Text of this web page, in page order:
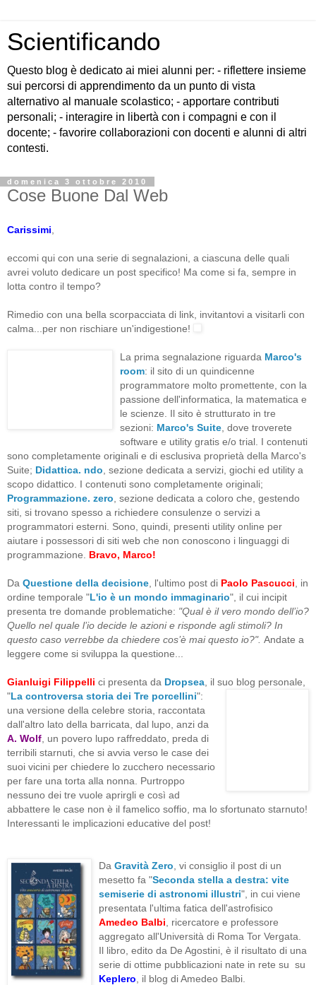
Scientificando
Questo blog è dedicato ai miei alunni per: - riflettere insieme
sui percorsi di apprendimento da un punto di vista
alternativo al manuale scolastico; - apportare contributi
personali; - interagire in libertà con i compagni e con il
docente; - favorire collaborazioni con docenti e alunni di altri
contesti.
domenica 3 ottobre 2010
Cose Buone Dal Web
Carissimi
eccomi qui con una serie di segnalazioni, a ciascuna delle quali
avrei voluto dedicare un post specifico! Ma come si fa, sempre in
lotta contro il tempo?
Rimedio con una bella scorpacciata di link, invitantovi a visitarli con
calma...per non rischiare un'indigestione!
La prima segnalazione riguarda Marco's
room: il sito di un quindicenne
programmatore molto promettente, con la
passione dell'informatica, la matematica e
le scienze. Il sito è strutturato in tre
sezioni: Marco's Suite , dove troverete
software e utility gratis e/o trial. I contenuti
sono completamente originali e di esclusiva proprietà della Marco's
Suite; Didattica. ndo , sezione dedicata a servizi, giochi ed utility a
scopo didattico. I contenuti sono completamente originali;
Programmazione. zero , sezione dedicata a coloro che, gestendo
siti, si trovano spesso a richiedere consulenze o servizi a
programmatori esterni. Sono, quindi, presenti utility online per
aiutare i possessori di siti web che non conoscono i linguaggi di
programmazione. Bravo, Marco!
Da Questione della decisione , l'ultimo post di Paolo Pascucci , in
ordine temporale "L'io è un mondo immaginario", il cui incipit
presenta tre domande problematiche: "Qual è il vero mondo dell’io?
Quello nel quale l’io decide le azioni e risponde agli stimoli? In
questo caso verrebbe da chiedere cos’è mai questo io?". Andate a
leggere come si sviluppa la questione...
Gianluigi Filippelli ci presenta da Dropsea , il suo blog personale,
"La controversa storia dei Tre porcellini":
una versione della celebre storia, raccontata
dall'altro lato della barricata, dal lupo, anzi da
A. Wolf , un povero lupo raffreddato, preda di
terribili starnuti, che si avvia verso le case dei
suoi vicini per chiedere lo zucchero necessario
per fare una torta alla nonna. Purtroppo
nessuno dei tre vuole aprirgli e così ad
abbattere le case non è il famelico soffio, ma lo sfortunato starnuto!
Interessanti le implicazioni educative del post!
Da Gravità Zero , vi consiglio il post di un
mesetto fa "Seconda stella a destra: vite
semiserie di astronomi illustri", in cui viene
presentata l'ultima fatica dell'astrofisico
Amedeo Balbi
ricercatore e professore
aggregato all'Università di Roma Tor Vergata.
Il libro, edito da De Agostini, è il risultato di una
serie di ottime pubblicazioni nate in rete su su
Keplero , il blog di Amedeo Balbi.